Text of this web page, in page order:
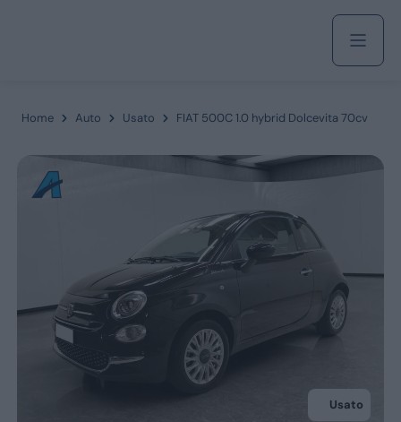
Acquista
Azienda
Servizi
Fiat
Home Auto Usato FIAT 500C 1.0 hybrid Dolcevita 70cv
Usato